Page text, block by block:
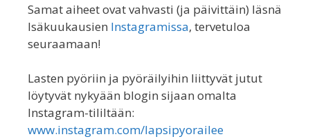
Samat aiheet ovat vahvasti (ja päivittäin) läsnä
Isäkuukausien Instagramissa, tervetuloa
seuraamaan!
Lasten pyöriin ja pyöräilyihin liittyvät jutut
löytyvät nykyään blogin sijaan omalta
Instagram-tililtään:
www.instagram.com/lapsipyorailee